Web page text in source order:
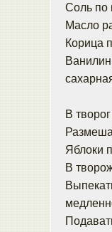
Соль по
Масло
Корица
В
Яблоки
В